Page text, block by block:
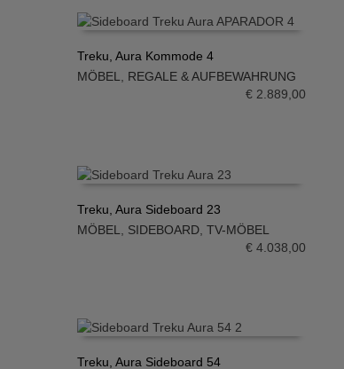
IN DEN WARENKORB
Treku, Aura Kommode 4
MÖBEL, REGALE & AUFBEWAHRUNG
€2.889,00
IN DEN WARENKORB
Treku, Aura Sideboard 23
MÖBEL
SIDEBOARD TV-MÖBEL
€4.038,00
Treku, Aura Sideboard 54